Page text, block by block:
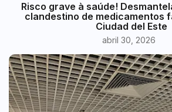
Risco grave à saúde!
clandestino de medicamentos
Ciudad del Este
abril 30, 2026